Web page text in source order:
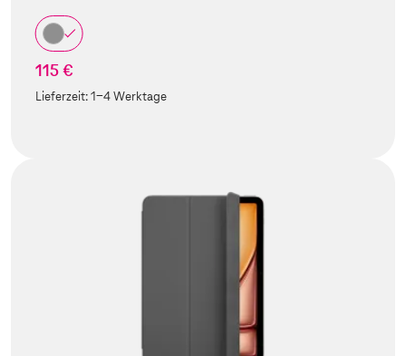
115 €
Lieferzeit:1-4 Werktage